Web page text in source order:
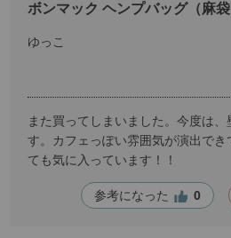
ボンマック ヘンプバッグ（麻
ゆっこ
また買ってしまいました。今度は、
す。カフェっぽい雰囲気が演出で
ても気に入っています！！
参考になった 0